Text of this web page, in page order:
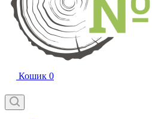
Кошик 0